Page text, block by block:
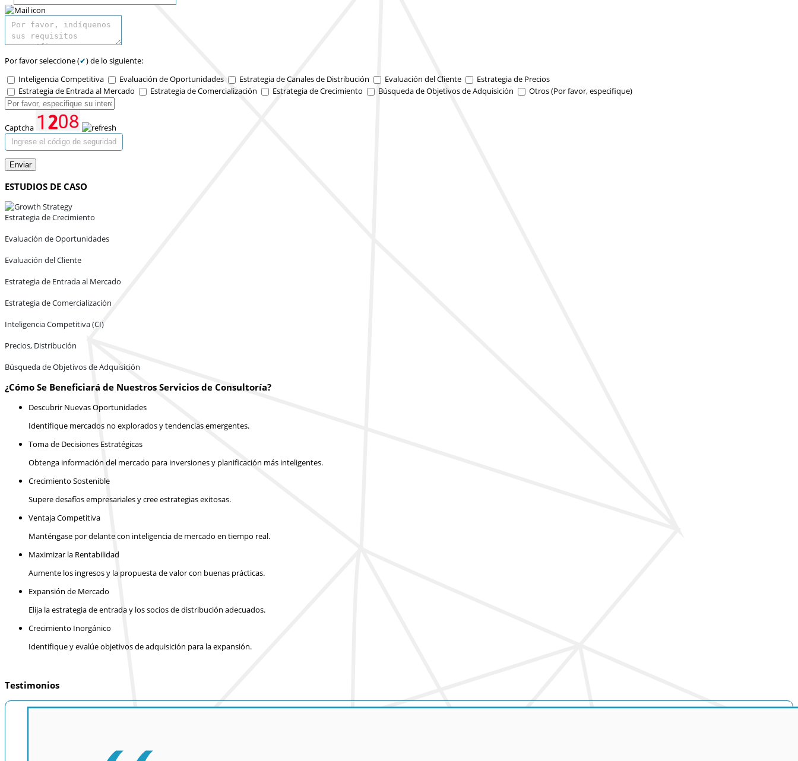
Por favor seleccione (✔) de lo siguiente:
Inteligencia Competitiva
Evaluación de Oportunidades Estrategia de Canales de Distribución Evaluación del Cliente
Estrategia de Precios
Estrategia de Entrada al Mercado
Estrategia de Comercialización Estrategia de Crecimiento Búsqueda de Objetivos de Adquisición Otros (Por favor, especifique)
Captcha
Enviar
ESTUDIOS DE CASO
Estrategia de Crecimiento
Evaluación de Oportunidades
Evaluación del Cliente
Estrategia de Entrada al Mercado
Estrategia de Comercialización
Inteligencia Competitiva (CI)
Precios, Distribución
Búsqueda de Objetivos de Adquisición
¿Cómo Se Beneficiará de Nuestros Servicios de Consultoría?
Descubrir Nuevas Oportunidades
Identifique mercados no explorados y tendencias emergentes.
Toma de Decisiones Estratégicas
Obtenga información del mercado para inversiones y planificación más inteligentes.
Crecimiento Sostenible
Supere desafíos empresariales y cree estrategias exitosas.
Ventaja Competitiva
Manténgase por delante con inteligencia de mercado en tiempo real.
Maximizar la Rentabilidad
Aumente los ingresos y la propuesta de valor con buenas prácticas.
Expansión de Mercado
Elija la estrategia de entrada y los socios de distribución adecuados.
Crecimiento Inorgánico
Identifique y evalúe objetivos de adquisición para la expansión.
Testimonios